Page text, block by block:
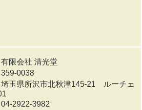
限会社 清光堂
0038
玉県所沢市北秋津145-21 ルーチェ
2922-3982